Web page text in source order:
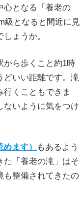
心となる「養老の
級となると間近に見
ょうか。
から歩くこと約1時
どいい距離です。滝
行くこともできま
ないように気をつけ
ます）
もあるよう
た「養老の滝」はそ
も整備されてきたの